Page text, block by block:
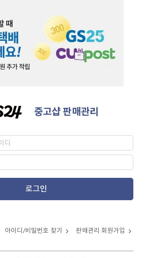
중고샵 판매관리
로그인
아이디/비밀번호 찾기 판매관리 회원가입